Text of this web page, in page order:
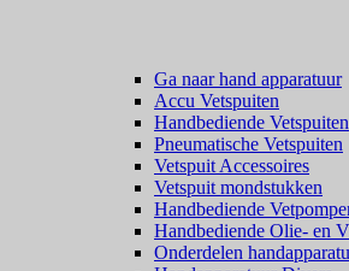
Ga naar hand apparatuur
Accu Vetspuiten
Handbediende Vetspuiten
Pneumatische Vetspuiten
Vetspuit Accessoires
Vetspuit mondstukken
Handbediende
Handbediende Olie- en
Onderdelen